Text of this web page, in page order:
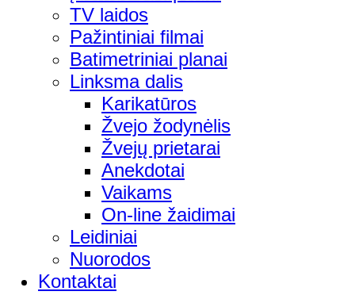
TV laidos
Pažintiniai filmai
Batimetriniai planai
Linksma dalis
Karikatūros
Žvejo žodynėlis
Žvejų prietarai
Anekdotai
Vaikams
On-line žaidimai
Leidiniai
Nuorodos
Kontaktai